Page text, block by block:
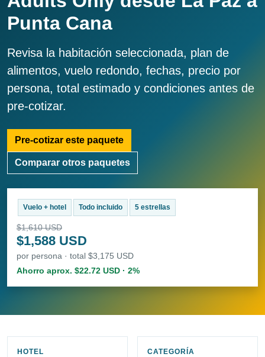
Punta Cana
Revisa la habitación seleccionada, plan de
alimentos, vuelo redondo, fechas, precio por
persona, total estimado y condiciones antes de
pre-cotizar.
Pre-cotizar este paquete
Comparar otros paquetes
Vuelo + hotel Todo incluido 5 estrellas
$1,610 USD
$1,588 USD
por persona · total $3,175 USD
Ahorro aprox. $22.72 USD · 2%
HOTEL CATEGORÍA